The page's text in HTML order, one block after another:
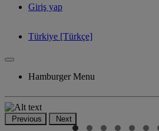
Giriş yap
Türkiye [Türkçe]
Hamburger Menu
Previous Next